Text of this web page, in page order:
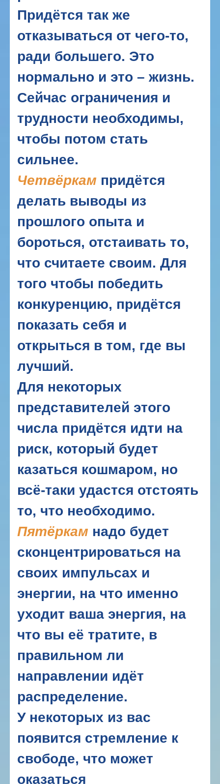
Придётся так же
отказываться от чего-то,
ради большего. Это
нормально и это – жизнь.
Сейчас ограничения и
трудности необходимы,
чтобы потом стать
сильнее.
Четвёркам придётся
делать выводы из
прошлого опыта и
бороться, отстаивать то,
что считаете своим. Для
того чтобы победить
конкуренцию, придётся
показать себя и
открыться в том, где вы
лучший.
Для некоторых
представителей этого
числа придётся идти на
риск, который будет
казаться кошмаром, но
всё-таки удастся отстоять
то, что необходимо.
Пятёркам надо будет
сконцентрироваться на
своих импульсах и
энергии, на что именно
уходит ваша энергия, на
что вы её тратите, в
правильном ли
направлении идёт
распределение.
У некоторых из вас
появится стремление к
свободе, что может
оказаться